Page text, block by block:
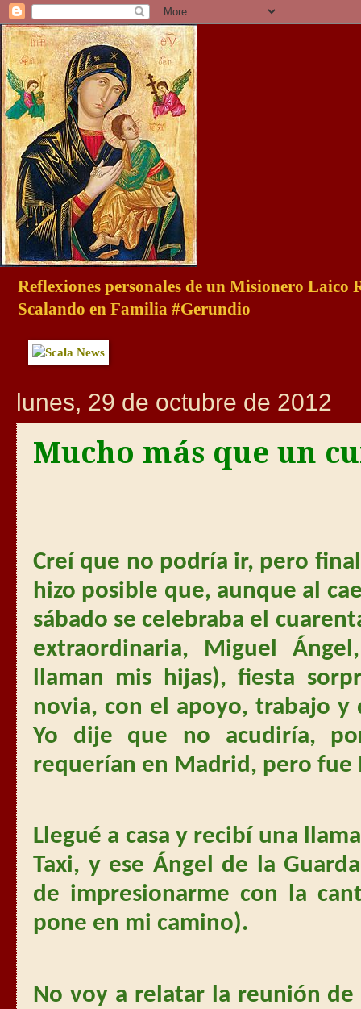
Reflexiones personales de un Misionero Laico
Scalando en Familia #Gerundio
lunes, 29 de octubre de 2012
Mucho más que un
Creí que no podría ir, pero
hizo posible que, aunque al
sábado se celebraba el
extraordinaria, Miguel
llaman mis hijas), fiesta
novia, con el apoyo, trabajo y
Yo dije que no acudiría,
requerían en Madrid, pero
Llegué a casa y recibí una
Taxi, y ese Ángel de la
de impresionarme con la
pone en mi camino).
No voy a relatar la reunión